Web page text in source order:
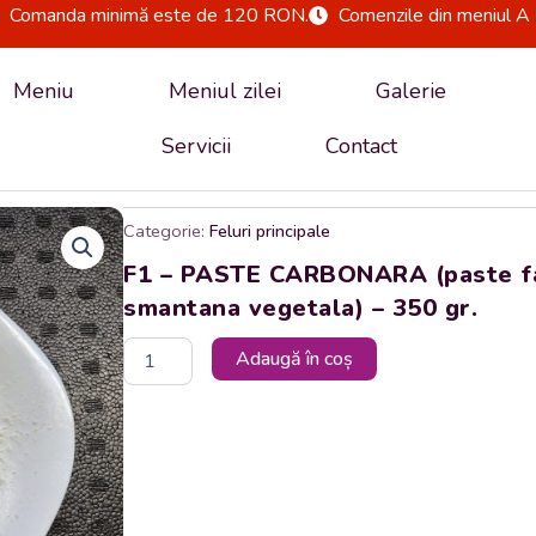
Comanda minimă este de 120 RON. Comenzile din meniul
Meniu Meniul zilei Galerie
Servicii
Contact
Categorie: Feluri principale
F1 – PASTE CARBONARA (paste
smantana vegetala) – 350 gr.
Cantitate
F1
-
PASTE
CARBONARA
(paste
fainoase,
ou,
Adaugă în coș